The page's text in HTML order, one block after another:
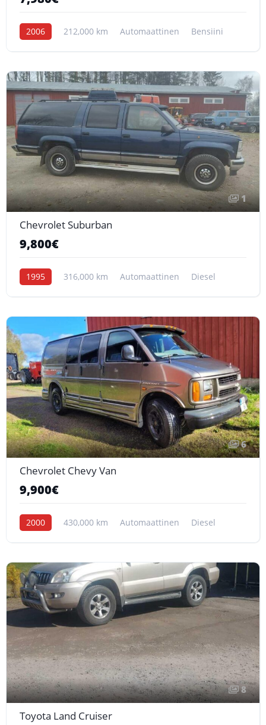
2006 212,000 km Automaattinen Bensiini
1
Chevrolet Suburban
9,800€
1995 316,000 km Automaattinen Diesel
6
Chevrolet Chevy Van
9,900€
2000 430,000 km Automaattinen Diesel
8
Toyota Land Cruiser